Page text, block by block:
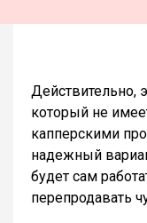
Действительно,
который не
капперскими
надежный
будет сам
перепродавать